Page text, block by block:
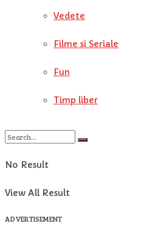
Vedete
Filme si Seriale
Fun
Timp liber
No Result
View All Result
ADVERTISEMENT